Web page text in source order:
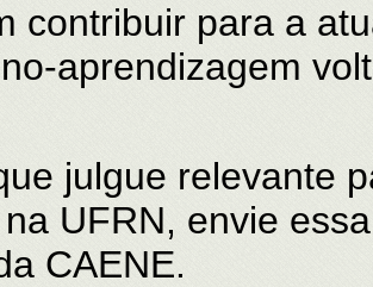
contribuir para a
aprendizagem
julgue relevante
UFRN, envie essa
CAENE.